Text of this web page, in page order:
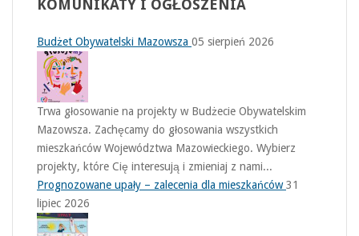
KOMUNIKATY I OGŁOSZENIA
Budżet Obywatelski Mazowsza 05 sierpień 2026
Trwa głosowanie na projekty w Budżecie Obywatelskim
Mazowsza. Zachęcamy do głosowania wszystkich
mieszkańców Województwa Mazowieckiego. Wybierz
projekty, które Cię interesują i zmieniaj z nami...
Prognozowane upały – zalecenia dla mieszkańców31
lipiec 2026